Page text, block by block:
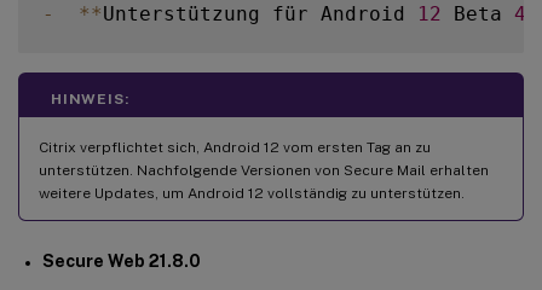
- **Unterstützung für Android 12 Beta 4
HINWEIS:
Citrix verpflichtet sich, Android 12 vom ersten Tag an zu
unterstützen. Nachfolgende Versionen von Secure Mail erhalten
weitere Updates, um Android 12 vollständig zu unterstützen.
Secure Web 21.8.0